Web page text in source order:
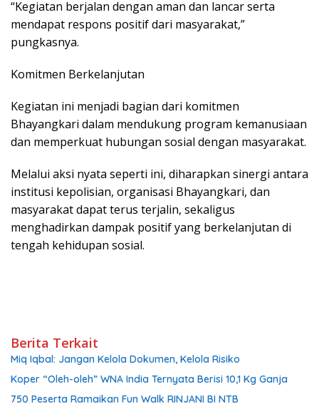
“Kegiatan berjalan dengan aman dan lancar serta
mendapat respons positif dari masyarakat,”
pungkasnya.
Komitmen Berkelanjutan
Kegiatan ini menjadi bagian dari komitmen
Bhayangkari dalam mendukung program kemanusiaan
dan memperkuat hubungan sosial dengan masyarakat.
Melalui aksi nyata seperti ini, diharapkan sinergi antara
institusi kepolisian, organisasi Bhayangkari, dan
masyarakat dapat terus terjalin, sekaligus
menghadirkan dampak positif yang berkelanjutan di
tengah kehidupan sosial.
Berita Terkait
Miq Iqbal: Jangan Kelola Dokumen, Kelola Risiko
Koper “Oleh-oleh” WNA India Ternyata Berisi 10,1 Kg Ganja
750 Peserta Ramaikan Fun Walk RINJANI BI NTB